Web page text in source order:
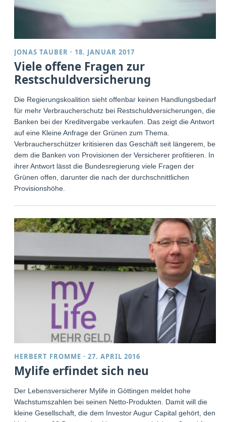
JONAS TAUBER · 18. JANUAR 2017
Viele offene Fragen zur
Restschuldversicherung
Die Regierungskoalition sieht offenbar keinen Handlungsbedarf
für mehr Verbraucherschutz bei Restschuldversicherungen, die
Banken bei der Kreditvergabe verkaufen. Das zeigt die Antwort
auf eine Kleine Anfrage der Grünen zum Thema.
Verbraucherschützer kritisieren das Geschäft seit längerem, bei
dem die Banken von Provisionen der Versicherer profitieren. In
ihrer Antwort lässt die Bundesregierung viele Fragen der
Grünen offen, darunter die nach der durchschnittlichen
Provisionshöhe.
HERBERT FROMME ·27. APRIL 2016
Mylife erfindet sich neu
Der Lebensversicherer Mylife in Göttingen meldet hohe
Wachstumszahlen bei seinen Netto-Produkten. Damit will die
kleine Gesellschaft, die dem Investor Augur Capital gehört, den